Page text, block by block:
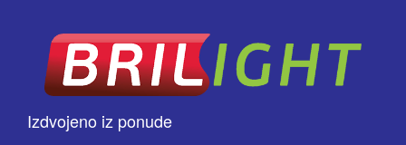
Izdvojeno iz ponude